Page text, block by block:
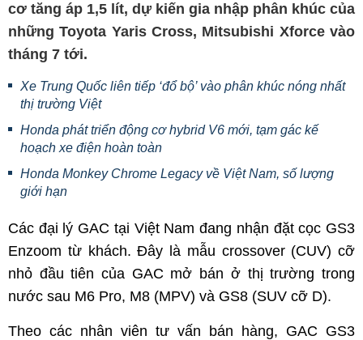
cơ tăng áp 1,5 lít, dự kiến gia nhập phân khúc của
những Toyota Yaris Cross, Mitsubishi Xforce vào
tháng 7 tới.
Xe Trung Quốc liên tiếp ‘đổ bộ’ vào phân khúc nóng nhất
thị trường Việt
Honda phát triển động cơ hybrid V6 mới, tạm gác kế
hoạch xe điện hoàn toàn
Honda Monkey Chrome Legacy về Việt Nam, số lượng
giới hạn
Các đại lý GAC tại Việt Nam đang nhận đặt cọc GS3
Enzoom từ khách. Đây là mẫu crossover (CUV) cỡ
nhỏ đầu tiên của GAC mở bán ở thị trường trong
nước sau M6 Pro, M8 (MPV) và GS8 (SUV cỡ D).
Theo các nhân viên tư vấn bán hàng, GAC GS3